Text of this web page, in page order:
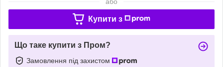
Купити з
Що таке купити з Пром?
Замовлення під захистом